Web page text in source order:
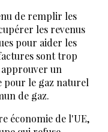
de remplir les
les revenus
pour aider les
sont trop
approuver un
pour le gaz naturel
de gaz.
économie de l'UE,